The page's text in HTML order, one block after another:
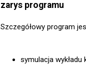
zarys programu
Szczegółowy program
symulacja